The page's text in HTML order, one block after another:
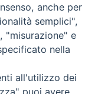
anche per
semplici",
"misurazione" e
nella
all'utilizzo dei